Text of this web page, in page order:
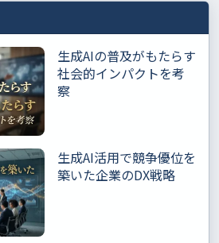
生成AIの普及がもたらす
社会的インパクトを考
察
生成AI活用で競争優位を
築いた企業のDX戦略